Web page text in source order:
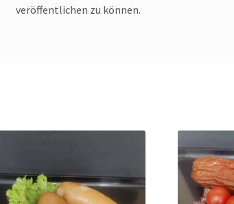
veröffentlichen zu können.